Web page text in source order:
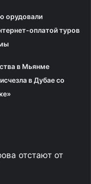
орудовали
оплатой туров
в Мьянме
в Дубае со
отстают от